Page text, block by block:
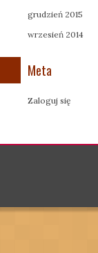
grudzień 2015
wrzesień 2014
Meta
Zaloguj się